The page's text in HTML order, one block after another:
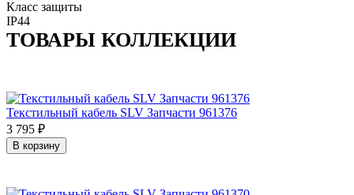
Класс защиты
IP44
ТОВАРЫ КОЛЛЕКЦИИ
Текстильный кабель SLV Запчасти 961376
3 795 ₽
В корзину